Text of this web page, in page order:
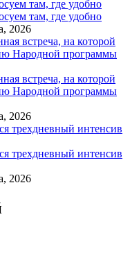
там, где удобно
там, где удобно
2026
встреча, на которой
Народной программы
встреча, на которой
Народной программы
2026
трехдневный интенсив
трехдневный интенсив
2026